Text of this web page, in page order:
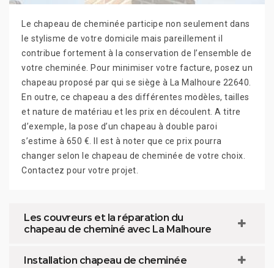
Le chapeau de cheminée participe non seulement dans
le stylisme de votre domicile mais pareillement il
contribue fortement à la conservation de l’ensemble de
votre cheminée. Pour minimiser votre facture, posez un
chapeau proposé par qui se siège à La Malhoure 22640.
En outre, ce chapeau a des différentes modèles, tailles
et nature de matériau et les prix en découlent. A titre
d’exemple, la pose d’un chapeau à double paroi
s’estime à 650 €. Il est à noter que ce prix pourra
changer selon le chapeau de cheminée de votre choix.
Contactez pour votre projet.
Les couvreurs et la réparation du
chapeau de cheminé avec La Malhoure
Installation chapeau de cheminée